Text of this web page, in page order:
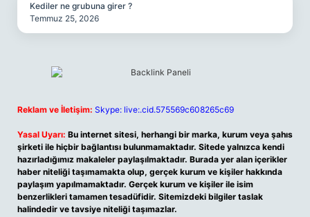
Kediler ne grubuna girer ?
Temmuz 25, 2026
Reklam ve İletişim: Skype: live:.cid.575569c608265c69
Yasal Uyarı: Bu internet sitesi, herhangi bir marka, kurum veya şahıs
şirketi ile hiçbir bağlantısı bulunmamaktadır. Sitede yalnızca kendi
hazırladığımız makaleler paylaşılmaktadır. Burada yer alan içerikler
haber niteliği taşımamakta olup, gerçek kurum ve kişiler hakkında
paylaşım yapılmamaktadır. Gerçek kurum ve kişiler ile isim
benzerlikleri tamamen tesadüfidir. Sitemizdeki bilgiler taslak
halindedir ve tavsiye niteliği taşımazlar.